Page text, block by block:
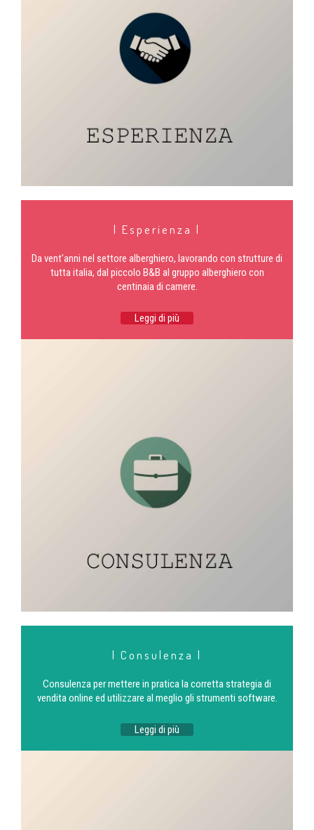
| Esperienza |
Da vent'anni nel settore alberghiero, lavorando con strutture di
tutta italia, dal piccolo B&B al gruppo alberghiero con
centinaia di camere.
Leggi di più
| Consulenza |
Consulenza per mettere in pratica la corretta strategia di
vendita online ed utilizzare al meglio gli strumenti software.
Leggi di più